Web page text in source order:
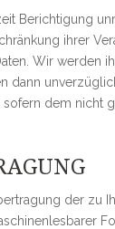
Berichtigung
ihrer
Wir werden
dann
dem nicht
der zu